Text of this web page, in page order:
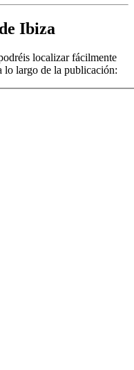
Ibiza
localizar fácilmente
lo largo de la publicación: